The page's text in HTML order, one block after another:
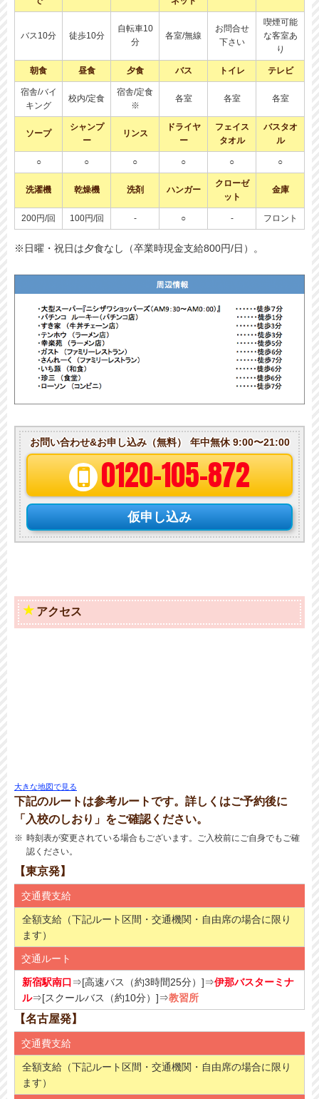
バス10分 徒歩10分
自転車10
分
各室/無線
お問合せ
下さい
喫煙可能
な客室あ
り
朝食 昼食 夕食 バス トイレ テレビ
宿舎/バイ
キング
校内/定食
宿舎/定食
※
各室 各室 各室
ソープ
シャンプ
ー
リンス
ドライヤ
ー
フェイス
タオル
バスタオ
ル
○ ○ ○ ○ ○ ○
洗濯機 乾燥機 洗剤 ハンガー
クローゼ
ット
金庫
200円/回 100円/回 - ○ - フロント
※日曜・祝日は夕食なし（卒業時現金支給800円/日）。
お問い合わせ&お申し込み（無料） 年中無休 9:00〜21:00
0120-105-872
仮申し込み
アクセス
大きな地図で見る
下記のルートは参考ルートです。詳しくはご予約後に
「入校のしおり」をご確認ください。
時刻表が変更されている場合もございます。ご入校前にご自身でもご確
認ください。
【東京発】
交通費支給
全額支給（下記ルート区間・交通機関・自由席の場合に限り
ます）
交通ルート
新宿駅南口 ⇒[高速バス（約3時間25分）]⇒伊那バスターミナ
ル⇒[スクールバス（約10分）]⇒教習所
【名古屋発】
交通費支給
全額支給（下記ルート区間・交通機関・自由席の場合に限り
ます）